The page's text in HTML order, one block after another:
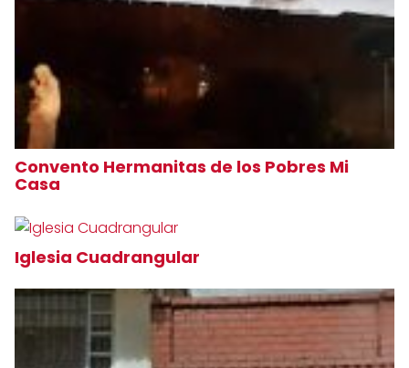
Convento Hermanitas de los Pobres Mi
Casa
Iglesia Cuadrangular